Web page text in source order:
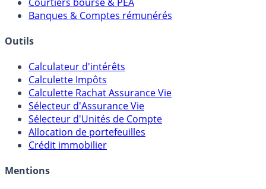
Banques & Comptes rémunérés
Outils
Calculateur d'intérêts
Calculette Impôts
Calculette Rachat Assurance Vie
Sélecteur d'Assurance Vie
Sélecteur d'Unités de Compte
Allocation de portefeuilles
Crédit immobilier
Mentions